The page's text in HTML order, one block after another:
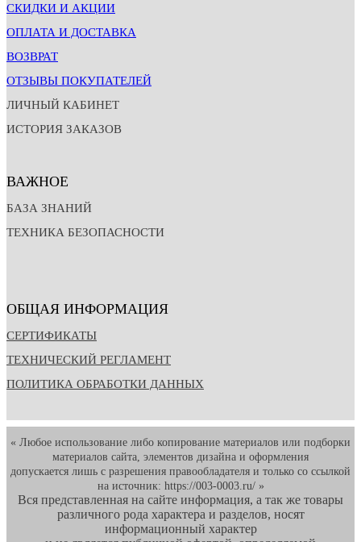
СКИДКИ И АКЦИИ
ОПЛАТА И ДОСТАВКА
ВОЗВРАТ
ОТЗЫВЫ ПОКУПАТЕЛЕЙ
ЛИЧНЫЙ КАБИНЕТ
ИСТОРИЯ ЗАКАЗОВ
ВАЖНОЕ
БАЗА ЗНАНИЙ
ТЕХНИКА БЕЗОПАСНОСТИ
ОБЩАЯ ИНФОРМАЦИЯ
СЕРТИФИКАТЫ
ТЕХНИЧЕСКИЙ РЕГЛАМЕНТ
ПОЛИТИКА ОБРАБОТКИ ДАННЫХ
« Любое использование либо копирование материалов или подборки
материалов сайта, элементов дизайна и оформления
допускается лишь с разрешения правообладателя и только со ссылкой
на источник: https://003-0003.ru/ »
Вся представленная на сайте информация, а так же товары
различного рода характера и разделов, носят
информационный характер